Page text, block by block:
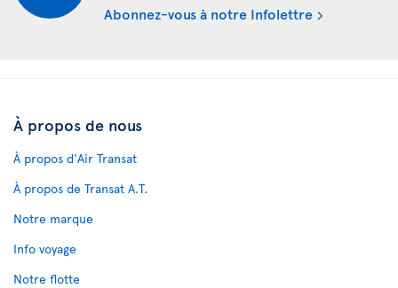
Abonnez-vous à notre Infolettre
À propos de nous
À propos d'Air Transat
À propos de Transat A.T.
Notre marque
Info voyage
Notre flotte